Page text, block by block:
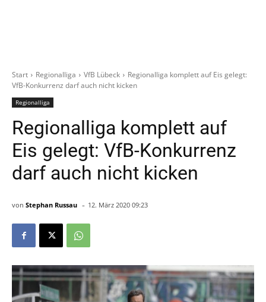
Start Regionalliga VfB Lübeck
Regionalliga komplett auf Eis gelegt:
VfB-Konkurrenz darf auch nicht kicken
Regionalliga
Regionalliga komplett auf
Eis gelegt: VfB-Konkurrenz
darf auch nicht kicken
von Stephan Russau - 12. März 2020 09:23